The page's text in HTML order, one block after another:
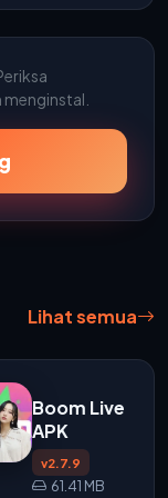
Lihat semua
Boom Live
APK
v2.7.9
61.41 MB